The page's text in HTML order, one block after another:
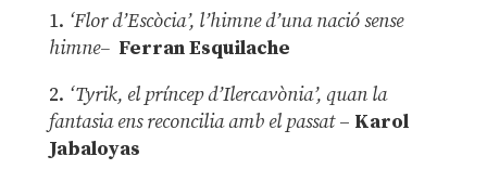
1. ‘Flor d’Escòcia’, l’himne d’una nació sense
himne– Ferran Esquilache
2. ‘Tyrik, el príncep d’Ilercavònia’, quan la
fantasia ens reconcilia amb el passat– Karol
Jabaloyas